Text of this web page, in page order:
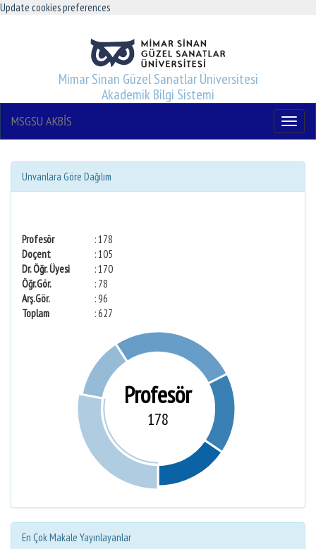
Update cookies preferences
Mimar Sinan Güzel Sanatlar Üniversitesi
Akademik Bilgi Sistemi
Menu
MSGSU AKBİS
Unvanlara Göre Dağılım
Profesör
: 178
Doçent
: 105
Dr. Öğr. Üyesi
: 170
Öğr.Gör.
: 78
Arş.Gör.
: 96
Toplam
: 627
Profesör
178
En Çok Makale Yayınlayanlar